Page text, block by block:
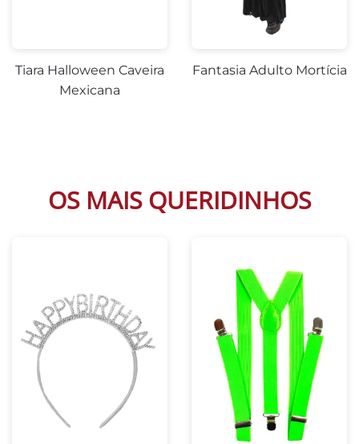
Tiara Halloween Caveira
Mexicana
Fantasia Adulto Mortícia
OS MAIS QUERIDINHOS